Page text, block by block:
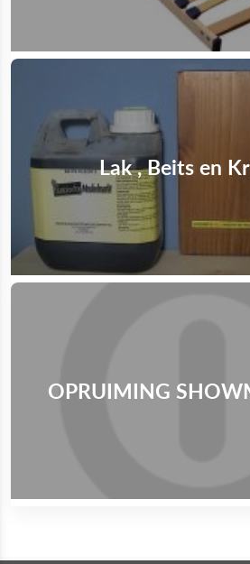
Lak , Beits en
OPRUIMING